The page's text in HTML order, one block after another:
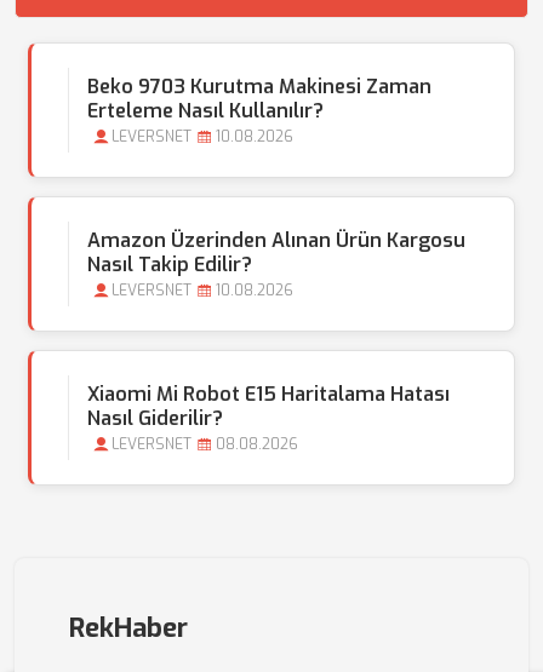
Beko 9703 Kurutma Makinesi Zaman
Erteleme Nasıl Kullanılır?
LEVERSNET 10.08.2026
Amazon Üzerinden Alınan Ürün Kargosu
Nasıl Takip Edilir?
LEVERSNET 10.08.2026
Xiaomi Mi Robot E15 Haritalama Hatası
Nasıl Giderilir?
LEVERSNET 08.08.2026
RekHaber